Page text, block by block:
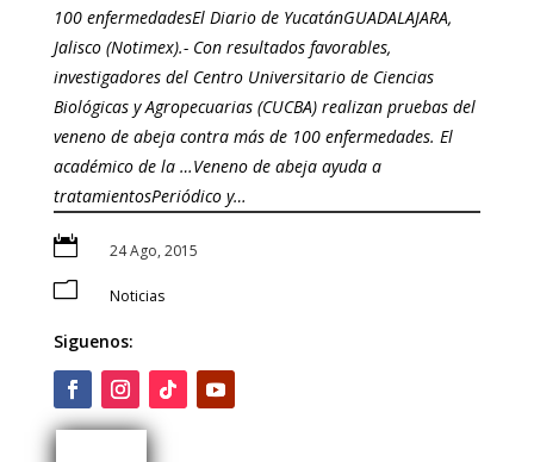
100 enfermedadesEl Diario de YucatánGUADALAJARA,
Jalisco (Notimex).- Con resultados favorables,
investigadores del Centro Universitario de Ciencias
Biológicas y Agropecuarias (CUCBA) realizan pruebas del
veneno de abeja contra más de 100 enfermedades. El
académico de la …Veneno de abeja ayuda a
tratamientosPeriódico y…
 24 Ago, 2015
m Noticias
Siguenos: